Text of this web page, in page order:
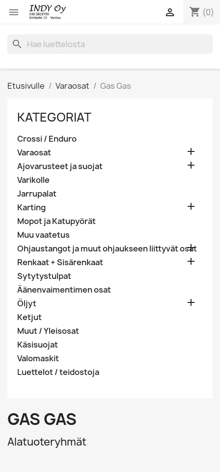
 shopping_cart (0)

search
Etusivulle Varaosat Gas Gas
KATEGORIAT
Crossi / Enduro
Varaosat

Ajovarusteet ja suojat 
Varikolle
Jarrupalat
Karting

Mopot ja Katupyörät
Muu vaatetus
Ohjaustangot ja muut ohjaukseen liittyvät osat

Renkaat + Sisärenkaat 
Sytytystulpat
Äänenvaimentimen osat
Öljyt

Ketjut
Muut / Yleisosat
Käsisuojat
Valomaskit
Luettelot / teidostoja
GAS GAS
Alatuoteryhmät